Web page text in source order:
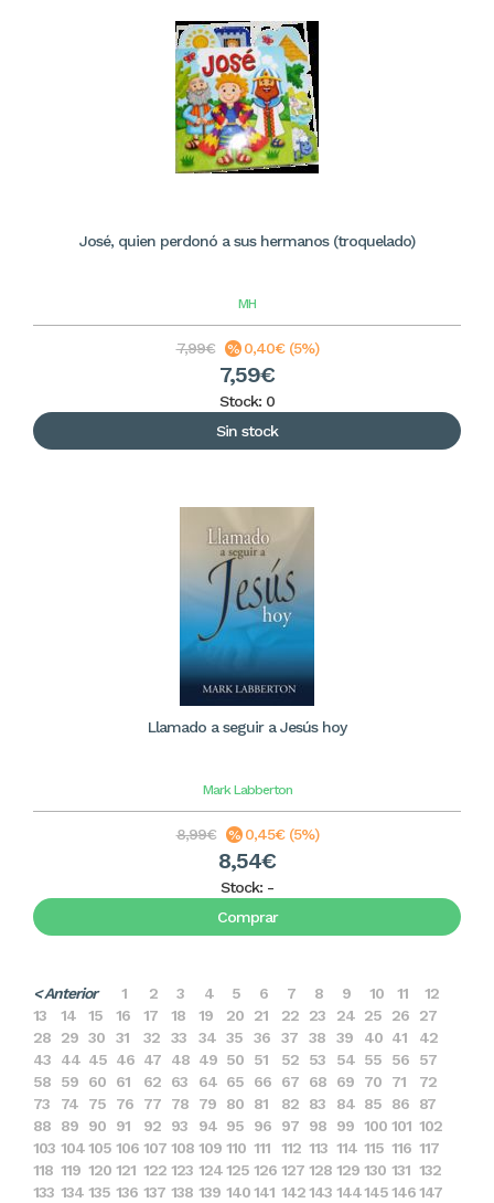
José, quien perdonó a sus hermanos (troquelado)
MH
7,99€ 0,40€ (5%)
7,59€
Stock: 0
Sin stock
Llamado a seguir a Jesús hoy
Mark Labberton
8,99€ 0,45€ (5%)
8,54€
Stock: -
Comprar
< Anterior 1 2 3 4 5 6 7 8 9 10 11
12
13
14 15 16 17 18 19 20 21 22 23 24 25 26
27
28
29 30 31 32 33 34 35 36 37 38 39 40 41
42
43
44 45 46 47 48 49 50 51 52 53 54 55 56
57
58
59 60 61 62 63 64 65 66 67 68 69 70 71
72
73
74 75 76 77 78 79 80 81 82 83 84 85 86
87
88
89 90 91 92 93 94 95 96 97 98 99 100 101 102
103 104105 106 107 108 109 110 111 112 113 114 115 116 117
118 119 120 121 122 123 124125 126 127 128 129 130 131 132
133 134 135 136 137 138 139 140141 142143 144145146147